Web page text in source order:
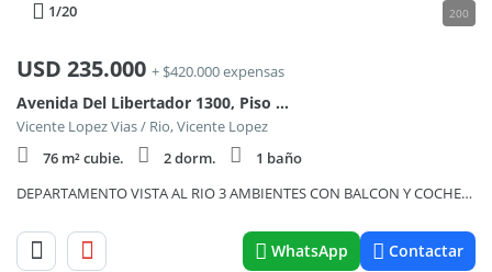
1/20 200
USD 235.000 + $420.000 expensas
Avenida Del Libertador 1300, Piso 16
Vicente Lopez Vias / Rio, Vicente Lopez
76 m² cubie.
2 dorm.
1 baño
DEPARTAMENTO VISTA AL RIO 3 AMBIENTES CON BALCON Y COCHERA
WhatsApp Contactar